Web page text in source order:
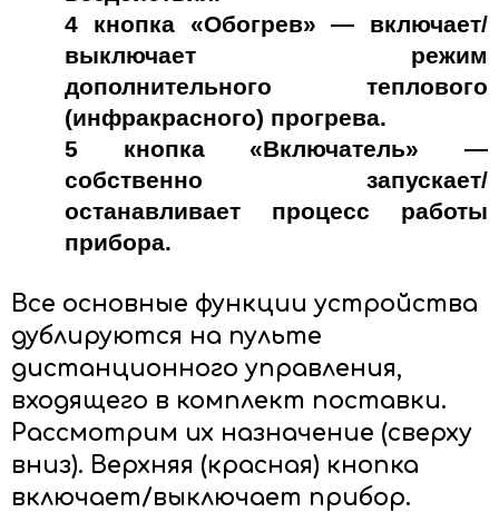
4 кнопка «Обогрев» — включает/
выключает режим
дополнительного теплового
(инфракрасного) прогрева.
5 кнопка «Включатель» —
собственно запускает/
останавливает процесс работы
прибора.
Все основные функции устройства
дублируются на пульте
дистанционного управления,
входящего в комплект поставки.
Рассмотрим их назначение (сверху
вниз). Верхняя (красная) кнопка
включает/выключает прибор.